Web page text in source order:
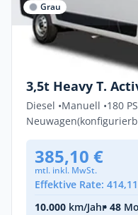
Grau
Gewerbe & Privat
Peugeot Boxer
3,5t Heavy T.
Diesel •Manuell •180
Neuwagen
385,10 €
mtl. inkl. MwSt.
Effektive Rate:
10.000 km/Jahr• 48